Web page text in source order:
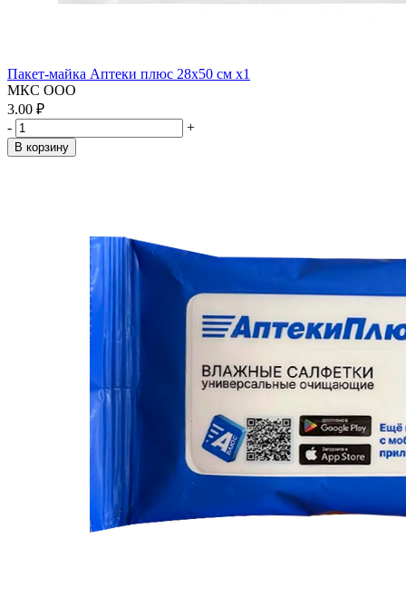
Пакет-майка Аптеки плюс 28х50 см x1
МКС ООО
3.00 ₽
-
+
В корзину